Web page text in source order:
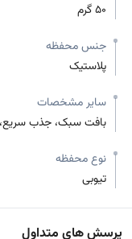
50 گرم
جنس محفظه
پلاستیک
سایر مشخصات
بافت سبک، جذب سریع،
نوع محفظه
تیوبی
پرسش های متداول